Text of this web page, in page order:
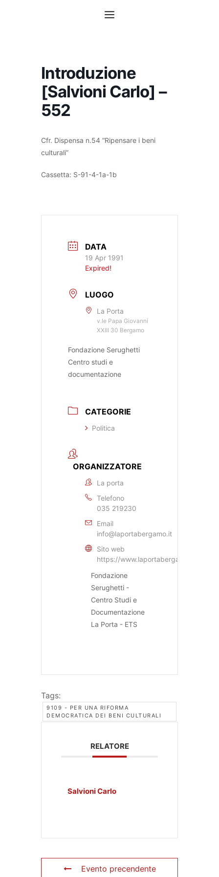
Menu
Introduzione
[Salvioni Carlo] –
552
Cfr. Dispensa n.54 “Ripensare i beni
culturali”
Cassetta: S-91-4-1a-1b
DATA
19 Apr 1991
Expired!
LUOGO
La Porta
v.le Papa Giovanni
XXIII 30 Bergamo
Fondazione Serughetti
Centro studi e
documentazione
CATEGORIE
Politica
ORGANIZZATORE
La porta
Telefono
035 219230
Email
info@laportabergamo.it
Sito web
https://www.laportabergamo.it
Fondazione
Serughetti -
Centro Studi e
Documentazione
La Porta - ETS
Tags:
9109 - PER UNA RIFORMA
DEMOCRATICA DEI BENI CULTURALI
RELATORE
Salvioni Carlo
Evento precendente